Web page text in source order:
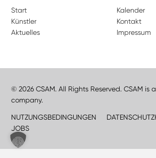
Start
Künstler
Aktuelles
Kalender
Kontakt
Impressum
© 2026 CSAM. All Rights Reserved. CSAM is
company.
NUTZUNGSBEDINGUNGEN
JOBS